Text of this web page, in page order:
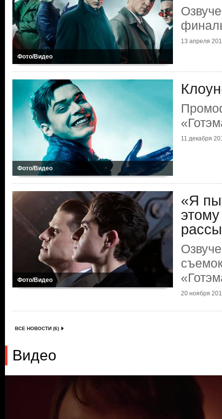
Фото/Видео
13 апреля
Фото/Видео
11 декабря
Фото/Видео
«Я
20 ноября
ВСЕ НОВОСТИ (6)
Видео